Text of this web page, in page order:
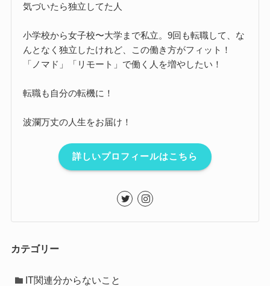
気づいたら独立してた人
小学校から女子校〜大学まで私立。9回も転職して、な
んとなく独立したけれど、この働き方がフィット！
「ノマド」「リモート」で働く人を増やしたい！
転職も自分の転機に！
波瀾万丈の人生をお届け！
詳しいプロフィールはこちら
カテゴリー
IT関連分からないこと